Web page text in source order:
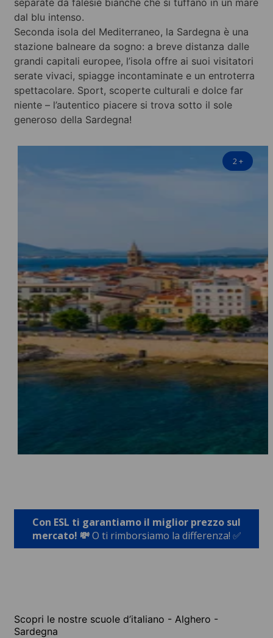
dal blu intenso.
Seconda isola del Mediterraneo, la Sardegna è una
stazione balneare da sogno: a breve distanza dalle
grandi capitali europee, l’isola offre ai suoi visitatori
serate vivaci, spiagge incontaminate e un entroterra
spettacolare. Sport, scoperte culturali e dolce far
niente – l’autentico piacere si trova sotto il sole
generoso della Sardegna!
2+
Con ESL ti garantiamo il miglior prezzo sul
mercato! 💸O ti rimborsiamo la differenza! ✅
Scopri le nostre scuole d’italiano - Alghero -
Sardegna